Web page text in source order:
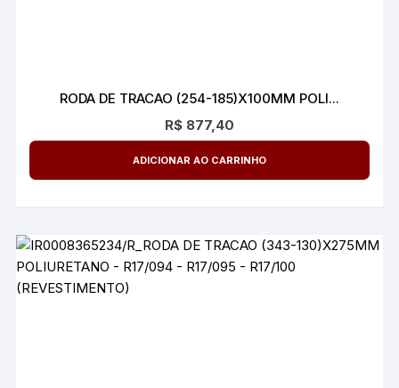
RODA DE TRACAO (254-185)X100MM POLI...
R$877,40
ADICIONAR AO CARRINHO